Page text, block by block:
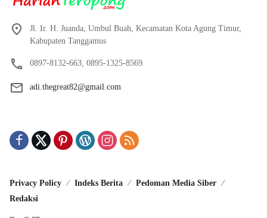
Jl. Ir. H. Juanda, Umbul Buah, Kecamatan Kota Agung Timur,
Kabupaten Tanggamus
0897-8132-663, 0895-1325-8569
adi.thegreat82@gmail.com
Privacy Policy Indeks Berita
Pedoman Media Siber
Redaksi